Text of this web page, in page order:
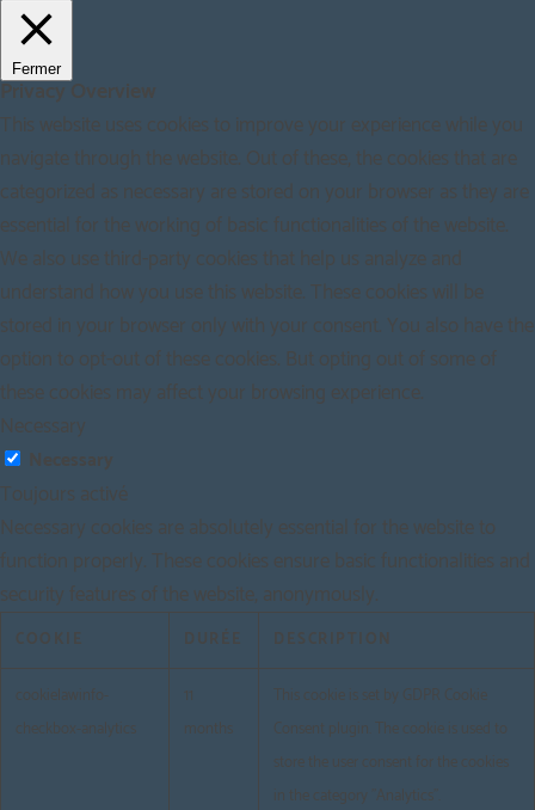
Fermer
Privacy Overview
This website uses cookies to improve your experience while you
navigate through the website. Out of these, the cookies that are
categorized as necessary are stored on your browser as they are
essential for the working of basic functionalities of the website.
We also use third-party cookies that help us analyze and
understand how you use this website. These cookies will be
stored in your browser only with your consent. You also have the
option to opt-out of these cookies. But opting out of some of
these cookies may affect your browsing experience.
Necessary
Necessary
Toujours activé
Necessary cookies are absolutely essential for the website to
function properly. These cookies ensure basic functionalities and
security features of the website, anonymously.
COOKIE DURÉE DESCRIPTION
cookielawinfo-
checkbox-analytics
11
months
This cookie is set by GDPR Cookie
Consent plugin. The cookie is used to
store the user consent for the cookies
in the category "Analytics".